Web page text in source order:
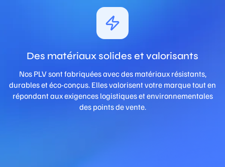
Des matériaux solides et valorisants
Nos PLV sont fabriquées avec des matériaux résistants,
durables et éco-conçus. Elles valorisent votre marque tout en
répondant aux exigences logistiques et environnementales
des points de vente.